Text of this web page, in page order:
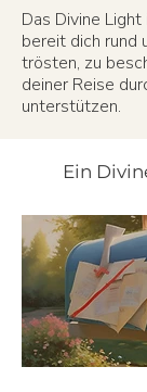
Das Divine
bereit dich rund
trösten, zu
deiner Reise
unterstützen.
Ein